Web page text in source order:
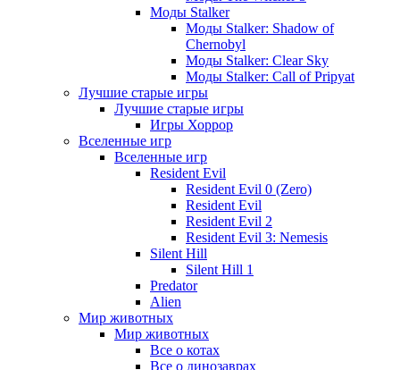
Моды Stalker
Моды Stalker: Shadow of
Chernobyl
Моды Stalker: Clear Sky
Моды Stalker: Call of Pripyat
Лучшие старые игры
Лучшие старые игры
Игры Хоррор
Вселенные игр
Вселенные игр
Resident Evil
Resident Evil 0 (Zero)
Resident Evil
Resident Evil 2
Resident Evil 3: Nemesis
Silent Hill
Silent Hill 1
Predator
Alien
Мир животных
Мир животных
Все о котах
Все о динозаврах